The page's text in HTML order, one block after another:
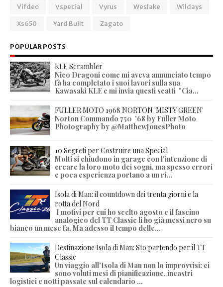
Vifdeo
Vspecial Vyrus Weslake
Wildays
Xs650
Yard Built Zagato
POPULAR POSTS
KLE Scrambler
Nico Dragoni come mi aveva annunciato tempo
fà ha completato i suoi lavori sulla sua
Kawasaki KLE e mi invia questi scatti "Cia...
FULLER MOTO 1968 NORTON 'MISTY GREEN'
Norton Commando 750 '68 by Fuller Moto
Photography by @MatthewJonesPhoto
10 Segreti per Costruire una Special
Molti si chiudono in garage con l'intenzione di
creare la loro moto dei sogni, ma spesso errori
e poca esperienza portano a un ri...
Isola di Man: il countdown dei trenta giorni e la
rotta del Nord
I motivi per cui ho scelto agosto e il fascino
analogico del TT Classic li ho già messi nero su
bianco un mese fa. Ma adesso il tempo delle...
Destinazione Isola di Man: Sto partendo per il TT
Classic
Un viaggio all'Isola di Man non lo improvvisi: ci
sono voluti mesi di pianificazione, incastri
logistici e notti passate sul calendario ...